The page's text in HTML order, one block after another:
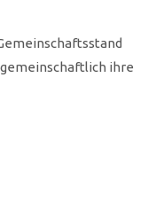
ihre